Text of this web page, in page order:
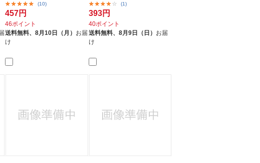
(10)
457円
46ポイント
送料無料、8月10日（月） お届
け
(1)
393円
40ポイント
送料無料、 8月9日（日） お届
け